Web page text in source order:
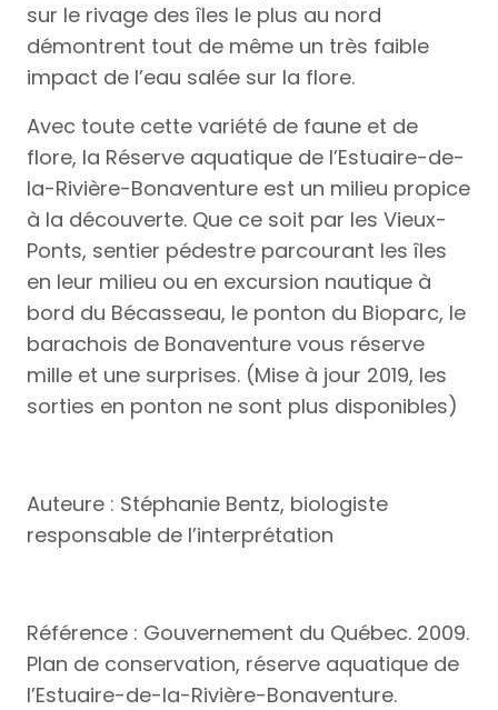
sur le rivage des îles le plus au nord
démontrent tout de même un très faible
impact de l’eau salée sur la flore.
Avec toute cette variété de faune et de
flore, la Réserve aquatique de l’Estuaire-de-
la-Rivière-Bonaventure est un milieu propice
à la découverte. Que ce soit par les Vieux-
Ponts, sentier pédestre parcourant les îles
en leur milieu ou en excursion nautique à
bord du Bécasseau, le ponton du Bioparc, le
barachois de Bonaventure vous réserve
mille et une surprises. (Mise à jour 2019, les
sorties en ponton ne sont plus disponibles)
Auteure : Stéphanie Bentz, biologiste
responsable de l’interprétation
Référence : Gouvernement du Québec. 2009.
Plan de conservation, réserve aquatique de
l’Estuaire-de-la-Rivière-Bonaventure.